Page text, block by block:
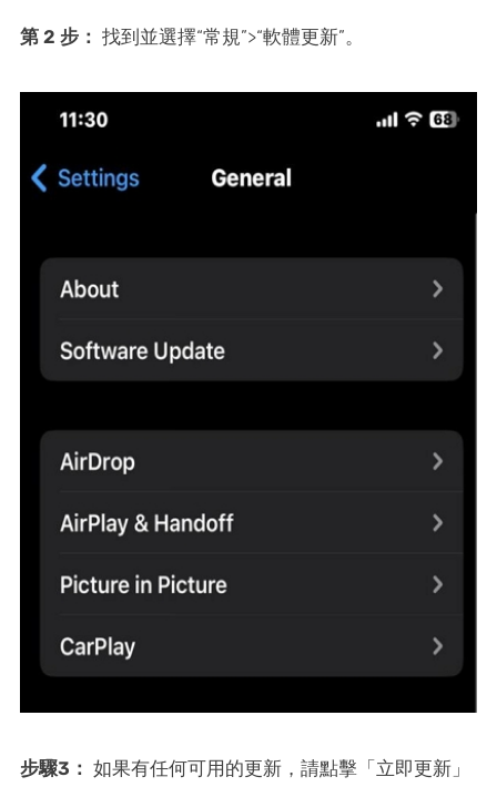
第 2 步： 找到並選擇“常規”>“軟體更新”。
步驟3： 如果有任何可用的更新，請點擊「立即更新」